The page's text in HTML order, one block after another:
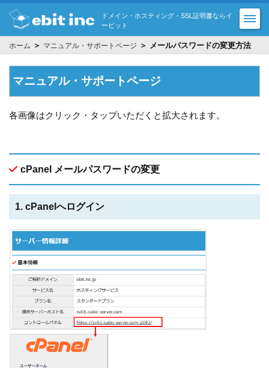
ドメイン・ホスティング・SSL証明書ならイ
ービット
ホーム ＞ マニュアル・サポートページ ＞ メールパスワードの変更方法
マニュアル・サポートページ
各画像はクリック・タップいただくと拡大されます。
cPanel メールパスワードの変更
1. cPanelへログイン